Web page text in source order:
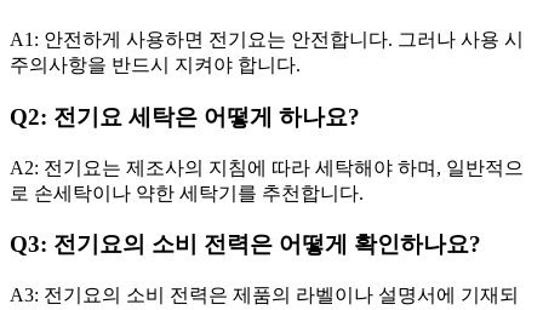
A1: 안전하게 사용하면 전기요는 안전합니다. 그러나 사용 시
주의사항을 반드시 지켜야 합니다.
Q2: 전기요 세탁은 어떻게 하나요?
A2: 전기요는 제조사의 지침에 따라 세탁해야 하며, 일반적으
로 손세탁이나 약한 세탁기를 추천합니다.
Q3: 전기요의 소비 전력은 어떻게 확인하나요?
A3: 전기요의 소비 전력은 제품의 라벨이나 설명서에 기재되